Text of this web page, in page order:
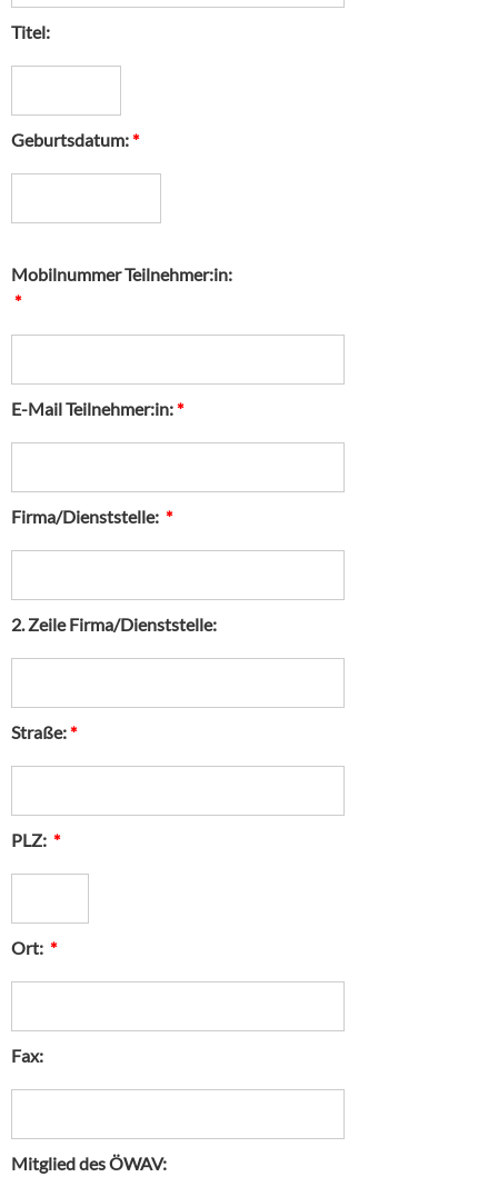
Titel:
Geburtsdatum:*
Mobilnummer Teilnehmer:in:
*
E-Mail Teilnehmer:in:*
Firma/Dienststelle: *
2. Zeile Firma/Dienststelle:
Straße:*
PLZ: *
Ort: *
Fax:
Mitglied des ÖWAV: